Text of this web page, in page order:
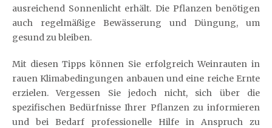
ausreichend Sonnenlicht erhält. Die Pflanzen benötigen
auch regelmäßige Bewässerung und Düngung, um
gesund zu bleiben.
Mit diesen Tipps können Sie erfolgreich Weinrauten in
rauen Klimabedingungen anbauen und eine reiche Ernte
erzielen. Vergessen Sie jedoch nicht, sich über die
spezifischen Bedürfnisse Ihrer Pflanzen zu informieren
und bei Bedarf professionelle Hilfe in Anspruch zu